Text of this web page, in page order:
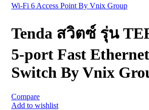
Wi-Fi 6 Access Point By Vnix Group
Tenda สวิตซ์ รุ่น
5-port Fast
Switch By Vnix
Compare
Add to wishlist